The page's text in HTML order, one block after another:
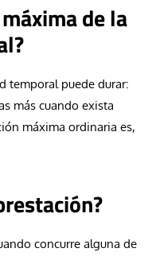
de la
temporal puede durar:
más cuando exista
máxima ordinaria es,
concurre alguna de